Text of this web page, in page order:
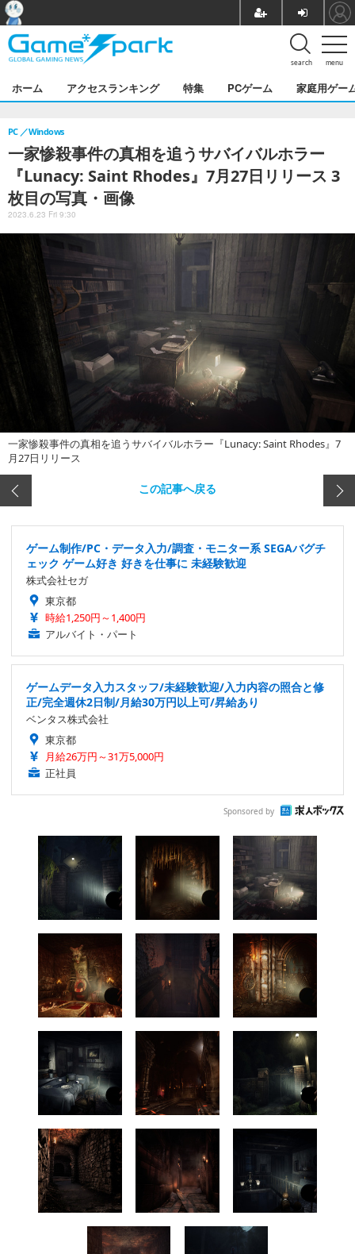
menu
search
ホーム アクセスランキング 特集 PCゲーム 家庭用ゲー
一家惨殺事件の真相を追うサバイバルホラー
『Lunacy: Saint Rhodes』7月27日リリース 3
枚目の写真・画像
PC Windows
2023.6.23 Fri 9:30
一家惨殺事件の真相を追うサバイバルホラー『Lunacy: Saint Rhodes』7
月27日リリース
この記事へ戻る
ゲーム制作/PC・データ入力/調査・モニター系 SEGAバグチ
ェック ゲーム好き 好きを仕事に 未経験歓迎
株式会社セガ
東京都
時給1,250円～1,400円
アルバイト・パート
ゲームデータ入力スタッフ/未経験歓迎/入力内容の照合と修
正/完全週休2日制/月給30万円以上可/昇給あり
ベンタス株式会社
東京都
月給26万円～31万5,000円
正社員
Sponsored by